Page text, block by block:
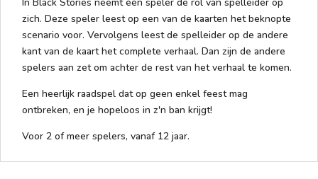
In Black Stories neemt één speler de rol van spelleider op
zich. Deze speler leest op een van de kaarten het beknopte
scenario voor. Vervolgens leest de spelleider op de andere
kant van de kaart het complete verhaal. Dan zijn de andere
spelers aan zet om achter de rest van het verhaal te komen.
Een heerlijk raadspel dat op geen enkel feest mag
ontbreken, en je hopeloos in z'n ban krijgt!
Voor 2 of meer spelers, vanaf 12 jaar.